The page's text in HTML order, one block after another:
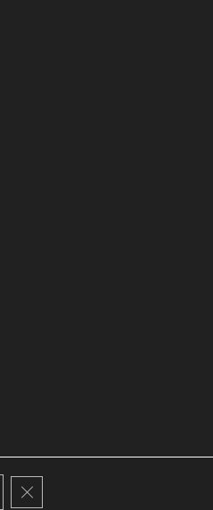
Cerrar el banner de cookies RGPD